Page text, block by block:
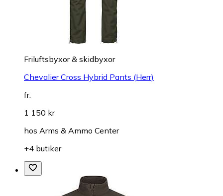
Friluftsbyxor & skidbyxor
Chevalier Cross Hybrid Pants (Herr)
fr.
1 150 kr
hos Arms & Ammo Center
+4 butiker